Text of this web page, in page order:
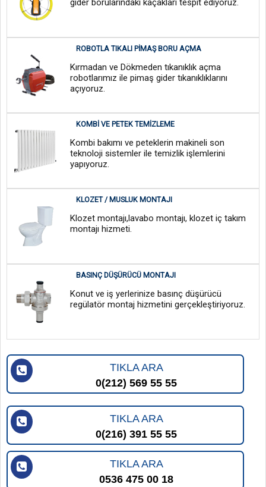
gider borularındaki kaçakları tespit ediyoruz.
ROBOTLA TIKALI PIMAŞ BORU AÇMA
Kırmadan ve Dökmeden tıkanıklık açma
robotlarımız ile pimaş gider tıkanıklıklarını
açıyoruz.
KOMBI VE PETEK TEMIZLEME
Kombi bakımı ve peteklerin makineli son
teknoloji sistemler ile temizlik işlemlerini
yapıyoruz.
KLOZET / MUSLUK MONTAJI
Klozet montajı,lavabo montajı, klozet iç takım
montajı hizmeti.
BASINÇ DÜŞÜRÜCÜ MONTAJI
Konut ve iş yerlerinize basınç düşürücü
regülatör montaj hizmetini gerçekleştiriyoruz.
TIKLA ARA
0(212) 569 55 55
TIKLA ARA
0(216) 391 55 55
TIKLA ARA
0536 475 00 18